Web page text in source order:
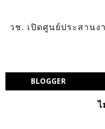
วช. เปิดศูนย์ประสาน
BLOGGER